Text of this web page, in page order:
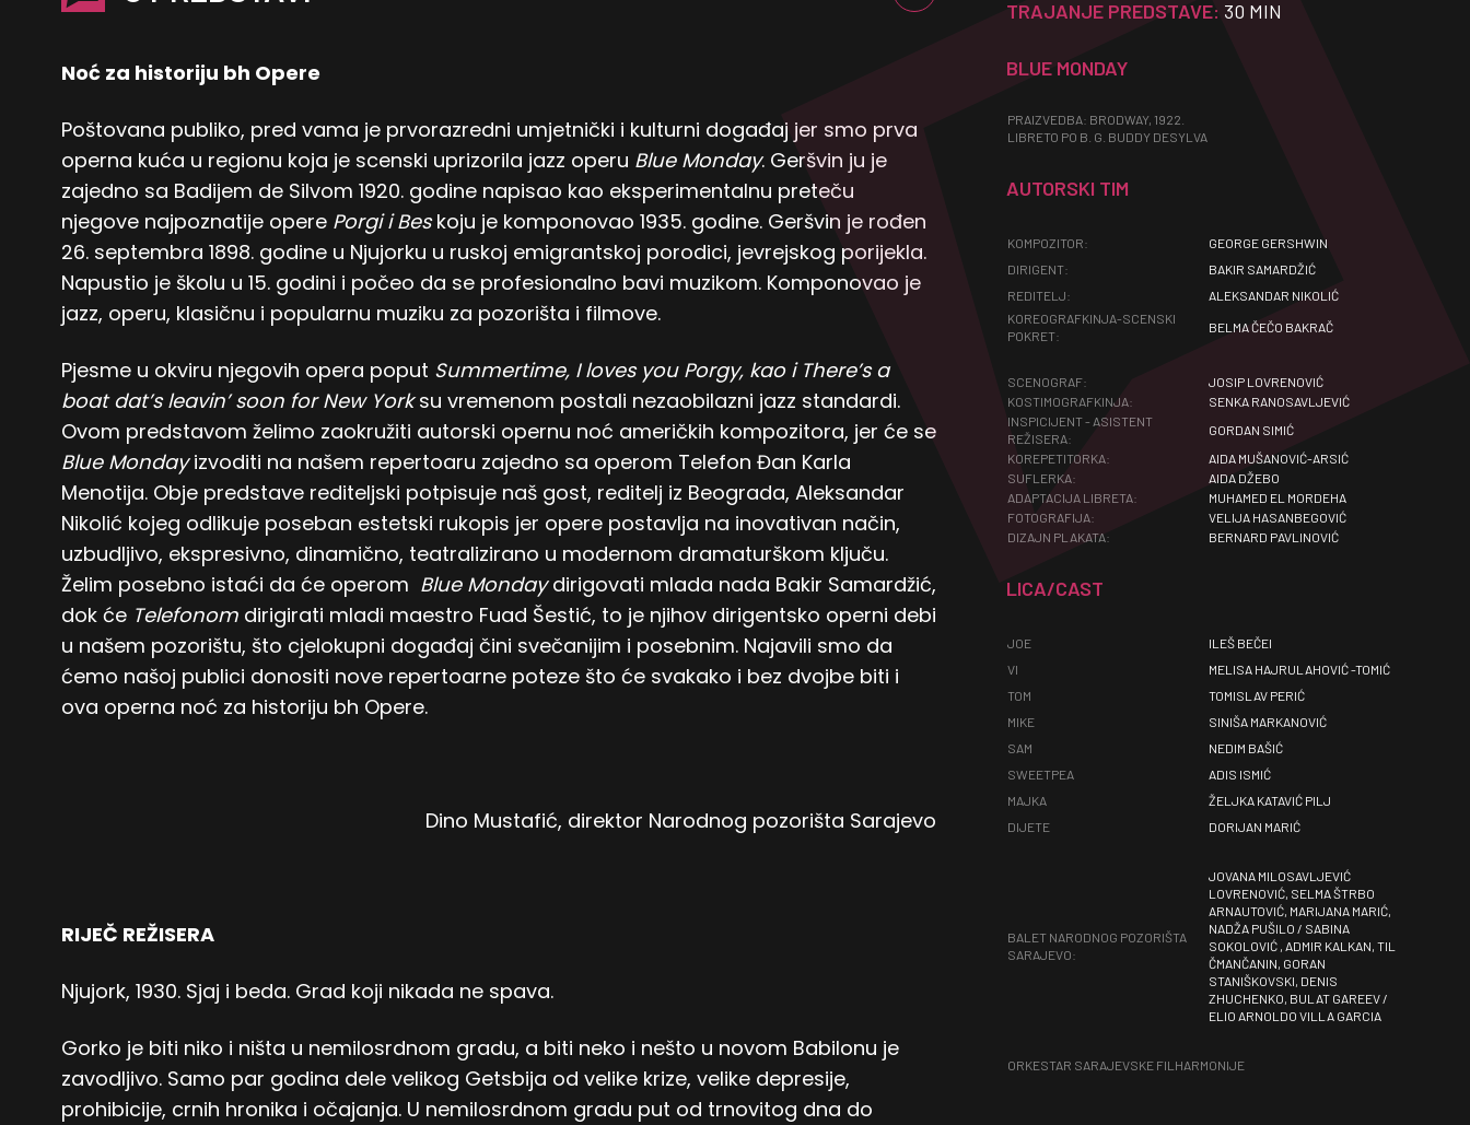
Noć za historiju bh Opere
Poštovana publiko, pred vama je prvorazredni umjetnički i kulturni događaj jer smo prva
operna kuća u regionu koja je scenski uprizorila jazz operu Blue Monday. Geršvin ju je
zajedno sa Badijem de Silvom 1920. godine napisao kao eksperimentalnu preteču
njegove najpoznatije opere Porgi i Beskoju je komponovao 1935. godine. Geršvin je rođen
26. septembra 1898. godine u Njujorku u ruskoj emigrantskoj porodici, jevrejskog porijekla.
Napustio je školu u 15. godini i počeo da se profesionalno bavi muzikom. Komponovao je
jazz, operu, klasičnu i popularnu muziku za pozorišta i filmove.
Pjesme u okviru njegovih opera poput Summertime, I loves you Porgy, kao i There’s a
boat dat’s leavin’ soon for New Yorksu vremenom postali nezaobilazni jazz standardi.
Ovom predstavom želimo zaokružiti autorski opernu noć američkih kompozitora, jer će se
Blue Mondayizvoditi na našem repertoaru zajedno sa operom Telefon Đan Karla
Menotija. Obje predstave rediteljski potpisuje naš gost, reditelj iz Beograda, Aleksandar
Nikolić kojeg odlikuje poseban estetski rukopis jer opere postavlja na inovativan način,
uzbudljivo, ekspresivno, dinamično, teatralizirano u modernom dramaturškom ključu.
Želim posebno istaći da će operom Blue Mondaydirigovati mlada nada Bakir Samardžić,
dok će Telefonom dirigirati mladi maestro Fuad Šestić, to je njihov dirigentsko operni debi
u našem pozorištu, što cjelokupni događaj čini svečanijim i posebnim. Najavili smo da
ćemo našoj publici donositi nove repertoarne poteze što će svakako i bez dvojbe biti i
ova operna noć za historiju bh Opere.
Dino Mustafić, direktor Narodnog pozorišta Sarajevo
RIJEČ REŽISERA
Njujork, 1930. Sjaj i beda. Grad koji nikada ne spava.
Gorko je biti niko i ništa u nemilosrdnom gradu, a biti neko i nešto u novom Babilonu je
zavodljivo. Samo par godina dele velikog Getsbija od velike krize, velike depresije,
prohibicije, crnih hronika i očajanja. U nemilosrdnom gradu put od trnovitog dna do
TRAJANJE PREDSTAVE: 30 MIN
BLUE MONDAY
PRAIZVEDBA: BRODWAY, 1922.
LIBRETO PO B. G. BUDDY DESYLVA
AUTORSKI TIM
KOMPOZITOR:
GEORGE GERSHWIN
DIRIGENT:
BAKIR SAMARDŽIĆ
REDITELJ:
ALEKSANDAR NIKOLIĆ
KOREOGRAFKINJA-SCENSKI
POKRET:
BELMA ČEČO BAKRAČ
SCENOGRAF:
JOSIP LOVRENOVIĆ
KOSTIMOGRAFKINJA:
SENKA RANOSAVLJEVIĆ
INSPICIJENT - ASISTENT
REŽISERA:
GORDAN SIMIĆ
KOREPETITORKA:
AIDA MUŠANOVIĆ-ARSIĆ
SUFLERKA:
AIDA DŽEBO
ADAPTACIJA LIBRETA:
MUHAMED EL MORDEHA
FOTOGRAFIJA:
VELIJA HASANBEGOVIĆ
DIZAJN PLAKATA:
BERNARD PAVLINOVIĆ
LICA/CAST
JOE
ILEŠ BEČEI
VI
MELISA HAJRULAHOVIĆ -TOMIĆ
TOM
TOMISLAV PERIĆ
MIKE
SINIŠA MARKANOVIĆ
SAM
NEDIM BAŠIĆ
SWEETPEA
ADIS ISMIĆ
MAJKA
ŽELJKA KATAVIĆ PILJ
DIJETE
DORIJAN MARIĆ
BALET NARODNOG POZORIŠTA
SARAJEVO:
JOVANA MILOSAVLJEVIĆ
LOVRENOVIĆ, SELMA ŠTRBO
ARNAUTOVIĆ, MARIJANA MARIĆ,
NADŽA PUŠILO / SABINA
SOKOLOVIĆ , ADMIR KALKAN, TIL
ČMANČANIN, GORAN
STANIŠKOVSKI, DENIS
ZHUCHENKO, BULAT GAREEV /
ELIO ARNOLDO VILLA GARCIA
ORKESTAR SARAJEVSKE FILHARMONIJE